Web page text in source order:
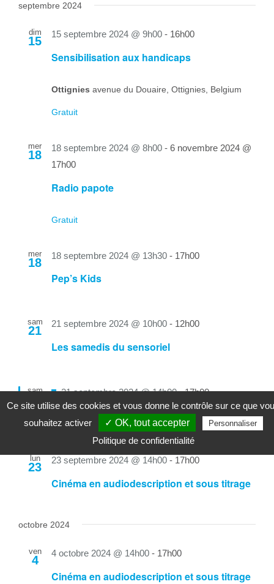
septembre 2024
dim
15
Sensibilisation aux handicaps
15 septembre 2024 @ 9h00 - 16h00
Ottignies avenue du Douaire, Ottignies, Belgium
Gratuit
mer
18
Radio papote
18 septembre 2024 @ 8h00 - 6 novembre 2024 @
17h00
Gratuit
mer
18
Pep’s Kids
18 septembre 2024 @ 13h30 - 17h00
sam
21
Les samedis du sensoriel
21 septembre 2024 @ 10h00 - 12h00
sam
Les SAM – Samedi Ados Mensuels
Mis
en
avant
21 septembre 2024 @ 14h00-17h00
lun
23
Cinéma en audiodescription et sous titrage
23 septembre 2024 @ 14h00 - 17h00
octobre 2024
ven
4
Cinéma en audiodescription et sous titrage
4 octobre 2024 @ 14h00 - 17h00
Ce site utilise des cookies et vous donne le contrôle sur ce que
souhaitez activer
✓ OK, tout accepter Personnaliser
Politique de confidentialité